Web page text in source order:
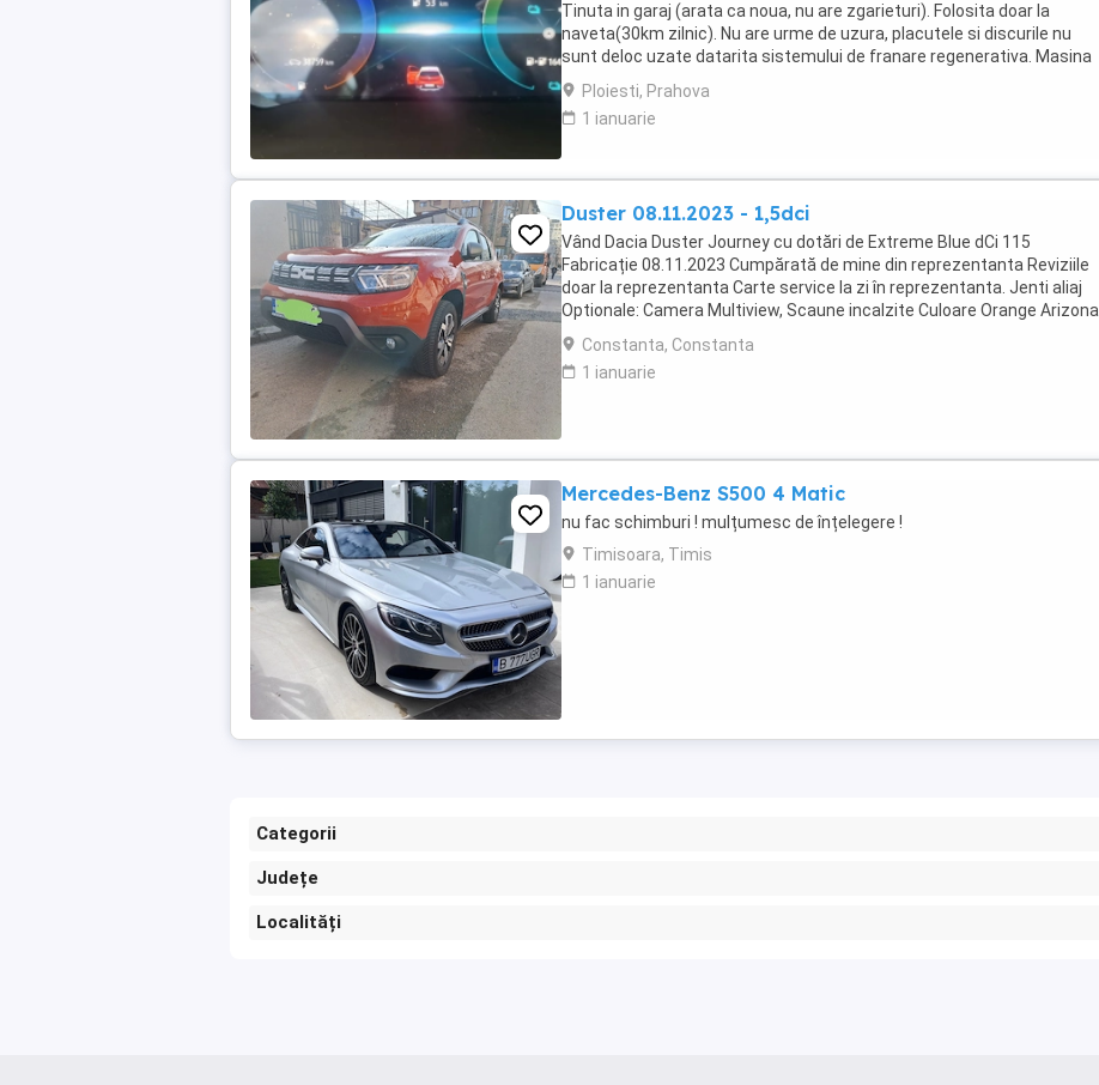
Tinuta in garaj (arata ca noua, nu are zgarieturi). Folosita doar la
naveta(30km zilnic). Nu are urme de uzura, placutele si discurile nu
sunt deloc uzate datarita sistemului de franare regenerativa. Masina
are foarte multe dotari suplimentare ...
Ploiesti, Prahova
1 ianuarie
Duster 08.11.2023 - 1,5dci
Vând Dacia Duster Journey cu dotări de Extreme Blue dCi 115
Fabricație 08.11.2023 Cumpărată de mine din reprezentanta Reviziile
doar la reprezentanta Carte service la zi în reprezentanta. Jenti aliaj
Optionale: Camera Multiview, Scaune incalzite Culoare Orange Arizona
Tapițerie Journey Roți aliaj ...
Constanta, Constanta
1 ianuarie
Mercedes-Benz S500 4 Matic
nu fac schimburi ! mulțumesc de înțelegere !
Timisoara, Timis
1 ianuarie
Categorii
Județe
Localități